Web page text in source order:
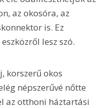
az okosóra, az
is. Ez
lesz szó.
korszerű okos
népszerűvé nőtte
az otthoni háztartási